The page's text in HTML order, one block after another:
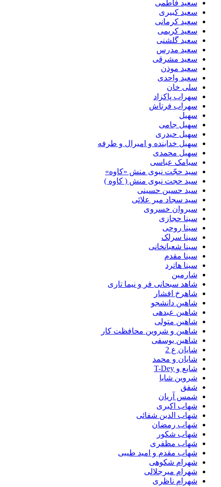
سعید فاطمی
سعید کبیری
سعید کرمانی
سعید کریمی
سعید گلشنی
سعید مدرس
سعید مشرقی
سعید موذن
سعید واحدی
سلی خان
سهراب پاکزاد
سهراب فرتاش
سهیل
سهیل جامی
سهیل حیدری
سهیل خدابنده و امیرال و طرفه
سهیل محمدی
سیامک عباسی
سید حجّت نبوی منش «کاوه»
سید حجت نبوی منش ( کاوه )
سید حسین حسینى
سید سجاد میر علائی
سیروان خسروی
سینا حجازی
سینا روحی
سینا سرلک
سینا شعبانخانی
سینا مقدم
سینا هاترد
شارمین
شاهد سبحانی فر و نیما تاری
شاهرخ افشار
شاهین دانشجو
شاهین عبدهی
شاهین متولی
شاهین و شروین محافظت کار
شاهین یوسفی
شایان ع 2
شایان و محمد
شایع و T-Dey
شروین شایا
شفق
شمس آریان
شهاب اکبری
شهاب الدین شفائی
شهاب رمضان
شهاب شکور
شهاب مظفری
شهاب مقدم و امید طیبی
شهرام شکوهی
شهرام میرجلالی
شهرام ناظری